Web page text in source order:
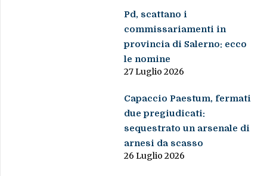
Pd, scattano i
commissariamenti in
provincia di Salerno: ecco
le nomine
27 Luglio 2026
Capaccio Paestum, fermati
due pregiudicati:
sequestrato un arsenale di
arnesi da scasso
26 Luglio 2026